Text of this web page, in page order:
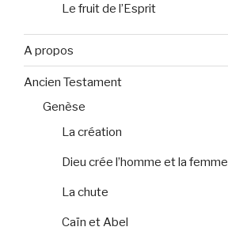
Le fruit de l’Esprit
A propos
Ancien Testament
Genèse
La création
Dieu crée l’homme et la femme
La chute
Caïn et Abel